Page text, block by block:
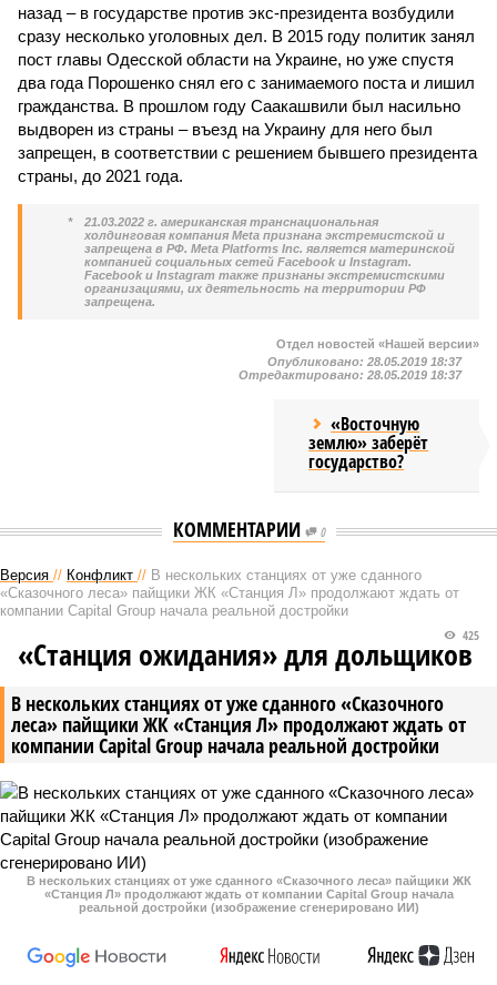
назад – в государстве против экс-президента возбудили
сразу несколько уголовных дел. В 2015 году политик занял
пост главы Одесской области на Украине, но уже спустя
два года Порошенко снял его с занимаемого поста и лишил
гражданства. В прошлом году Саакашвили был насильно
выдворен из страны – въезд на Украину для него был
запрещен, в соответствии с решением бывшего президента
страны, до 2021 года.
*
21.03.2022 г. американская транснациональная
холдинговая компания Meta признана экстремистской и
запрещена в РФ. Meta Platforms Inc. является материнской
компанией социальных сетей Facebook и Instagram.
Facebook и Instagram также признаны экстремистскими
организациями, их деятельность на территории РФ
запрещена.
Отдел новостей «Нашей версии»
Опубликовано: 28.05.2019 18:37
Отредактировано: 28.05.2019 18:37
«Восточную
землю» заберёт
государство?
КОММЕНТАРИИ 0
Версия // Конфликт // В нескольких станциях от уже сданного
«Сказочного леса» пайщики ЖК «Станция Л» продолжают ждать от
компании Capital Group начала реальной достройки
В нескольких станциях от уже сданного «Сказочного
леса» пайщики ЖК «Станция Л» продолжают ждать от
компании Capital Group начала реальной достройки
425
«Станция ожидания» для дольщиков
В нескольких станциях от уже сданного «Сказочного леса» пайщики ЖК
«Станция Л» продолжают ждать от компании Capital Group начала
реальной достройки (изображение сгенерировано ИИ)